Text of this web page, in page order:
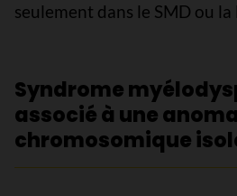
seulement dans le SMD ou la
Syndrome
associé à une
chromosomique